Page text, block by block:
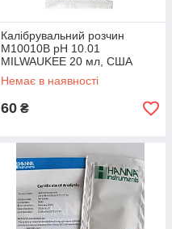
Калібрувальний розчин
M10010B pH 10.01
MILWAUKEE 20 мл, США
Немає в наявності
60 ₴